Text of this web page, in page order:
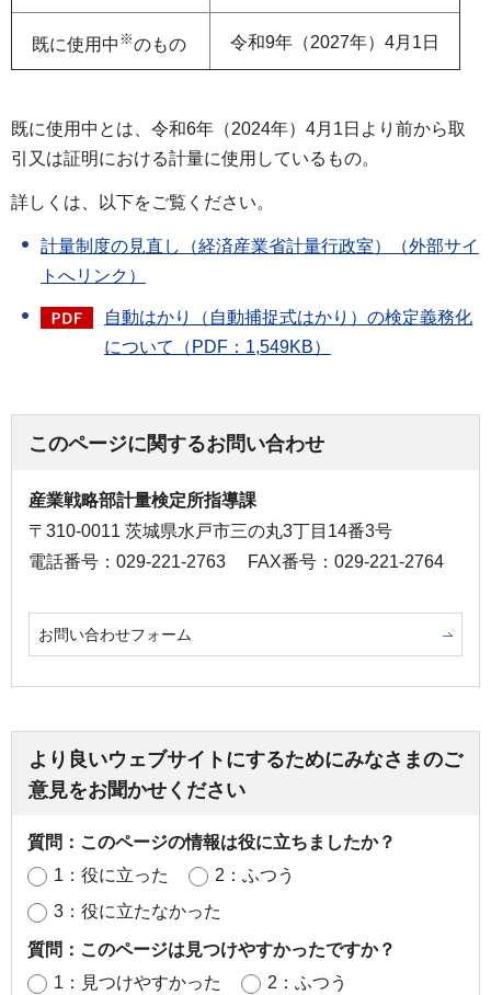
既に使用中 ※のもの 令和9年（2027年）4月1日
既に使用中とは、令和6年（2024年）4月1日より前から取
引又は証明における計量に使用しているもの。
詳しくは、以下をご覧ください。
計量制度の見直し（経済産業省計量行政室）（外部サイ
トへリンク）
自動はかり（自動捕捉式はかり）の検定義務化
について（PDF：1,549KB）
このページに関するお問い合わせ
産業戦略部計量検定所指導課
〒310-0011 茨城県水戸市三の丸3丁目14番3号
電話番号：029-221-2763
FAX番号：029-221-2764
お問い合わせフォーム
より良いウェブサイトにするためにみなさまのご
意見をお聞かせください
質問：このページの情報は役に立ちましたか？
1：役に立った
2：ふつう
3：役に立たなかった
質問：このページは見つけやすかったですか？
1：見つけやすかった
2：ふつう